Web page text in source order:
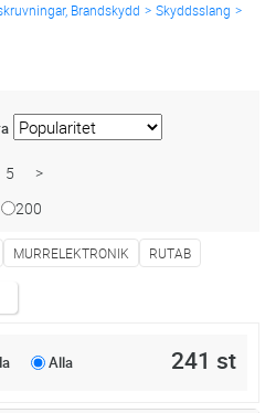
Brandskydd Skyddsslang
5 >
200
MURRELEKTRONIK RUTAB
Alla 241 st